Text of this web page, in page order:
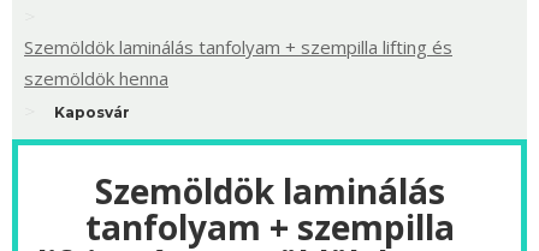
Szemöldök laminálás tanfolyam + szempilla lifting és
szemöldök henna
Kaposvár
Szemöldök laminálás
tanfolyam + szempilla